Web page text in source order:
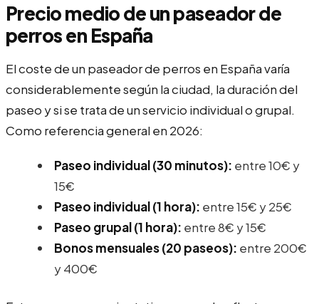
Precio medio de un paseador de
perros en España
El coste de un paseador de perros en España varía
considerablemente según la ciudad, la duración del
paseo y si se trata de un servicio individual o grupal.
Como referencia general en 2026:
Paseo individual (30 minutos): entre 10€ y
15€
Paseo individual (1 hora): entre 15€ y 25€
Paseo grupal (1 hora): entre 8€ y 15€
Bonos mensuales (20 paseos): entre 200€
y 400€